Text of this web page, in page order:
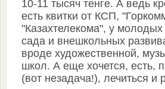
10-11 тысяч тенге. А ведь
есть квитки от КСП,
"Казахтелекома", у молодых
сада и внешкольных
вроде художественной,
школ. А еще хочется, есть,
(вот незадача!), лечиться и